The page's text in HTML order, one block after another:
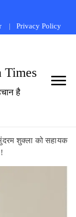
Privacy Policy
Times
है
शुक्ला को सहायक